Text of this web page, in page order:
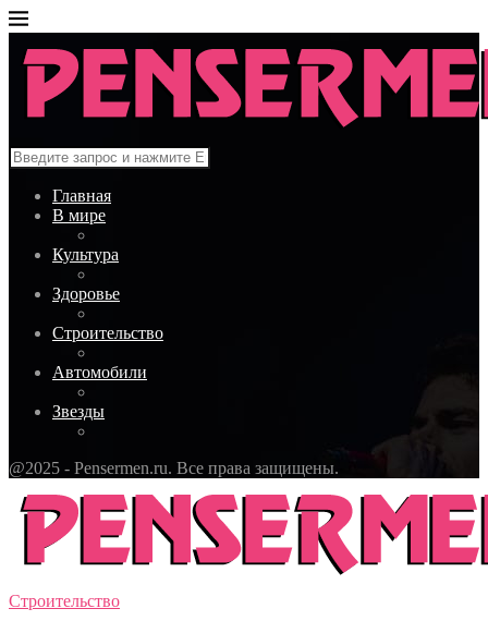
Главная
В мире
Культура
Здоровье
Строительство
Автомобили
Звезды
@2025 - Pensermen.ru. Все права защищены.
Строительство